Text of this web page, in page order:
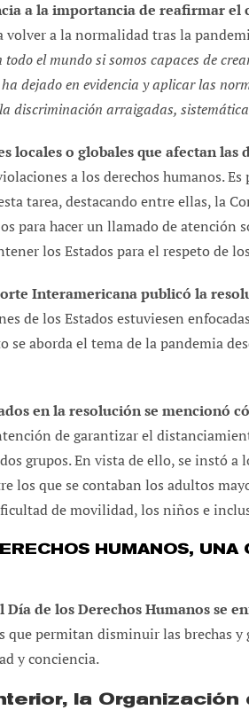
a la importancia de reafirmar el
a la normalidad tras la
todo el mundo si somos capaces de
dejado en evidencia y aplicar las
discriminación arraigadas,
locales o globales que afectan las
a los derechos humanos.
tarea, destacando entre ellas, la
para hacer un llamado de atención
los Estados para el respeto de
Interamericana publicó la
de los Estados estuviesen enfocadas
se aborda el tema de la pandemia
en la resolución se mencionó
de garantizar el
grupos. En vista de ello, se instó a
los que se contaban los adultos
de movilidad, los niños e
HUMANOS,
Día de los Derechos Humanos se
que permitan disminuir las brechas
y conciencia.
la